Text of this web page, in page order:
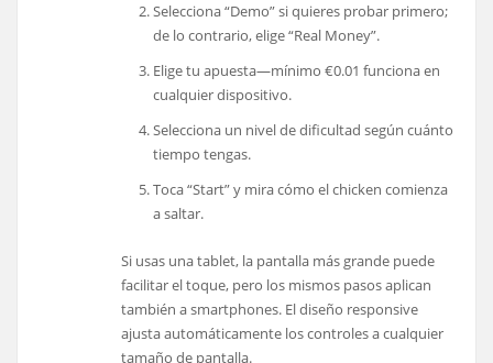
Selecciona “Demo” si quieres probar primero;
de lo contrario, elige “Real Money”.
Elige tu apuesta—mínimo €0.01 funciona en
cualquier dispositivo.
Selecciona un nivel de dificultad según cuánto
tiempo tengas.
Toca “Start” y mira cómo el chicken comienza
a saltar.
Si usas una tablet, la pantalla más grande puede
facilitar el toque, pero los mismos pasos aplican
también a smartphones. El diseño responsive
ajusta automáticamente los controles a cualquier
tamaño de pantalla.